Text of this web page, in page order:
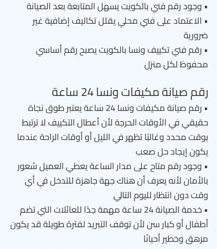
• وجود رقم فني بالكويت يسهل المتابعة بعد الصيانة
• الاعتماد على فني محلي يقلل تكاليف إضافية غير
ضرورية
• رقم فني تكييف ونسا بالكويت يصبح رقم أساسي
محفوظ لكل منزل
رقم صيانة مكيفات ونسا 24 ساعة
• رقم صيانة مكيفات ونسا 24 ساعة يعتبر طوق نجاة
حقيقي في الأوقات الحرجة لأن أعطال التكييف لا ترتبط
بوقت محدد وغالبًا تظهر في الليل أو أوقات الراحة عندما
يكون إيجاد حل صعب
• وجود رقم متاح على مدار الساعة يعطي العميل شعور
بالأمان لأنه يعرف أن هناك جهة جاهزة للتدخل في أي
وقت دون انتظار لليوم التالي
• خدمة الصيانة 24 ساعة مهمة جدًا للعائلات التي تضم
أطفال أو كبار سن لأن توقف التبريد لفترة طويلة قد يكون
مرهق وخطير أحيانًا